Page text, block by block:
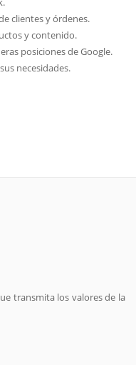
clientes y órdenes.
y contenido.
posiciones de Google.
necesidades.
transmita los valores de la